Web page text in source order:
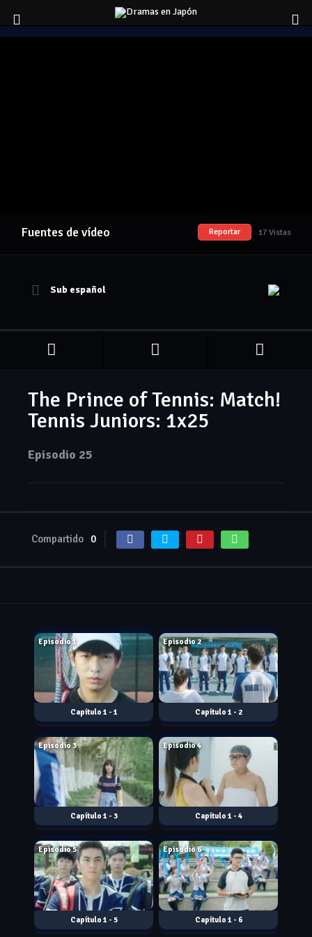
Fuentes de vídeo 17 Vistas
Reportar
Sub español
The Prince of Tennis: Match!
Tennis Juniors: 1x25
Episodio 25
Compartido 0
1 - 1
Episodio 1
1 - 2
Episodio 2
1 - 3
Episodio 3
Jul. 30, 2019
1 - 4
Episodio 4
Aug. 07, 2026
1 - 5
Episodio 5
Aug. 07, 2026
1 - 6
Episodio 6
Aug. 07, 2026
Aug. 07, 2026 Aug. 07, 2026